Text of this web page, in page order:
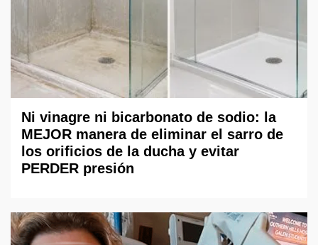
Ni vinagre ni bicarbonato de sodio: la
MEJOR manera de eliminar el sarro de
los orificios de la ducha y evitar
PERDER presión